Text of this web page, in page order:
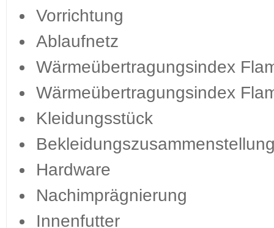
Vorrichtung
Ablaufnetz
Wärmeübertragungsindex
Wärmeübertragungsindex
Kleidungsstück
Hardware
Nachimprägnierung
Innenfutter